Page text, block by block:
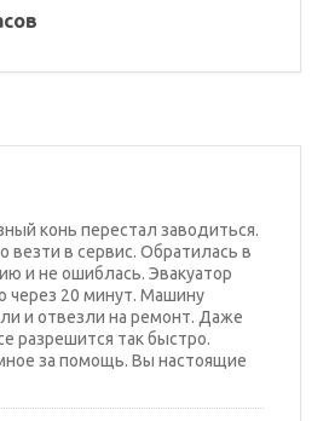
конь перестал заводиться.
везти в сервис. Обратилась в
и не ошиблась. Эвакуатор
через 20 минут. Машину
и отвезли на ремонт. Даже
разрешится так быстро.
за помощь. Вы настоящие